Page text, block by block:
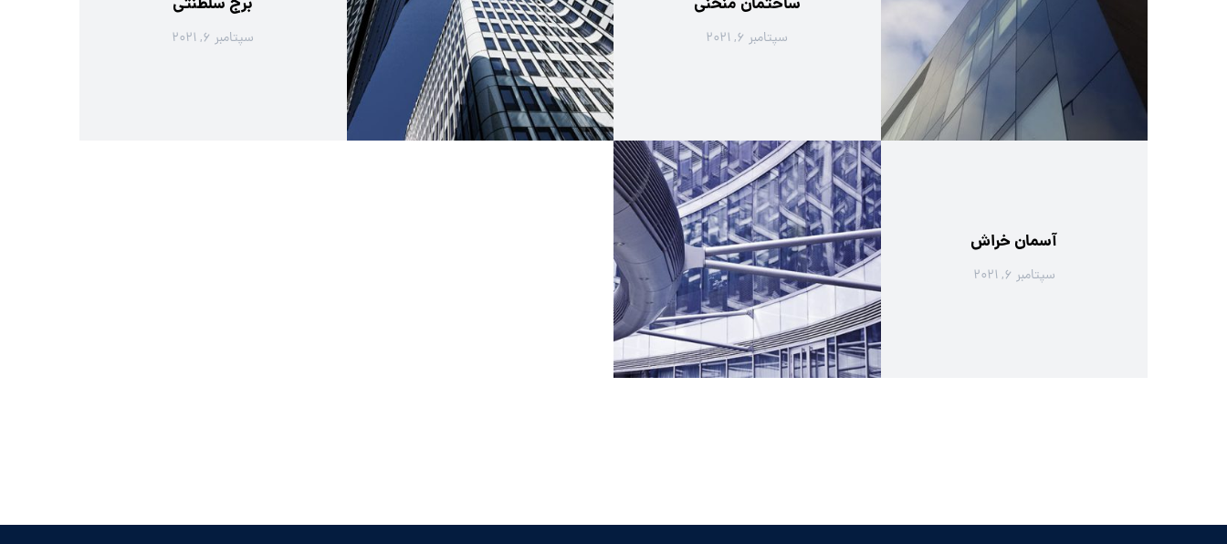
سپتامبر ۶, ۲۰۲۱ سپتامبر ۶, ۲۰۲۱
آسمان خراش
سپتامبر ۶, ۲۰۲۱